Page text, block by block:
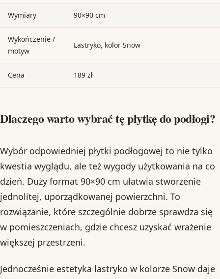
Wymiary 90×90 cm
Wykończenie /
motyw
Lastryko, kolor Snow
Cena 189 zł
Dlaczego warto wybrać tę płytkę do podłogi?
Wybór odpowiedniej płytki podłogowej to nie tylko
kwestia wyglądu, ale też wygody użytkowania na co
dzień. Duży format 90×90 cm ułatwia stworzenie
jednolitej, uporządkowanej powierzchni. To
rozwiązanie, które szczególnie dobrze sprawdza się
w pomieszczeniach, gdzie chcesz uzyskać wrażenie
większej przestrzeni.
Jednocześnie estetyka lastryko w kolorze Snow daje